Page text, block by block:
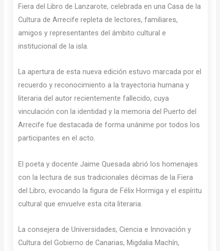
Fiera del Libro de Lanzarote, celebrada en una Casa de la
Cultura de Arrecife repleta de lectores, familiares,
amigos y representantes del ámbito cultural e
institucional de la isla.
La apertura de esta nueva edición estuvo marcada por el
recuerdo y reconocimiento a la trayectoria humana y
literaria del autor recientemente fallecido, cuya
vinculación con la identidad y la memoria del Puerto del
Arrecife fue destacada de forma unánime por todos los
participantes en el acto.
El poeta y docente Jaime Quesada abrió los homenajes
con la lectura de sus tradicionales décimas de la Fiera
del Libro, evocando la figura de Félix Hormiga y el espíritu
cultural que envuelve esta cita literaria.
La consejera de Universidades, Ciencia e Innovación y
Cultura del Gobierno de Canarias, Migdalia Machín,